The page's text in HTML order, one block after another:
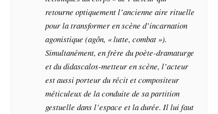
retourne optiquement l’ancienne aire rituelle
pour la transformer en scène d’incarnation
agonistique (agôn, « lutte, combat »).
Simultanément, en frère du poète-dramaturge
et du didascalos-metteur en scène, l’acteur
est aussi porteur du récit et compositeur
méticuleux de la conduite de sa partition
gestuelle dans l’espace et la durée. Il lui faut